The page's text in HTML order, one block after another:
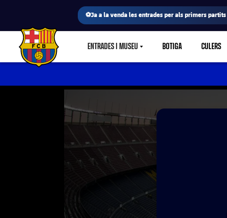
⚽Ja a la venda les entrades per als primers partits
FC Barcelona club badge ENTRADES I MUSEULABEL.SHARE.CARETDOWN
BOTIGA CULERS